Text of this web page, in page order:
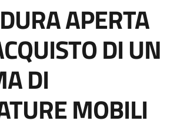
APERTA
DI UN
DI
MOBILI